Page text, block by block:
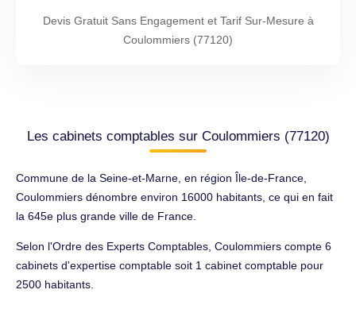
Devis Gratuit Sans Engagement et Tarif Sur-Mesure à
Coulommiers (77120)
Les cabinets comptables sur Coulommiers (77120)
Commune de la Seine-et-Marne, en région Île-de-France,
Coulommiers dénombre environ 16000 habitants, ce qui en fait
la 645e plus grande ville de France.
Selon l'Ordre des Experts Comptables, Coulommiers compte 6
cabinets d'expertise comptable soit 1 cabinet comptable pour
2500 habitants.